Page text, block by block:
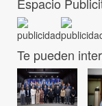
Te pueden